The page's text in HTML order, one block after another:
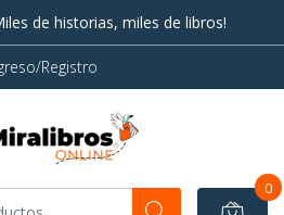
de historias, miles de libros!
Registro
0